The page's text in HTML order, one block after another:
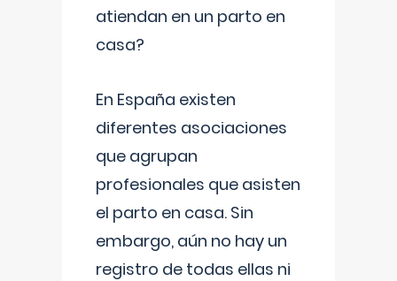
atiendan en un parto en
casa?
En España existen
diferentes asociaciones
que agrupan
profesionales que asisten
el parto en casa. Sin
embargo, aún no hay un
registro de todas ellas ni